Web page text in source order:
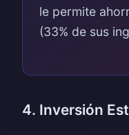
le permite
(33% de sus
4. Inversión